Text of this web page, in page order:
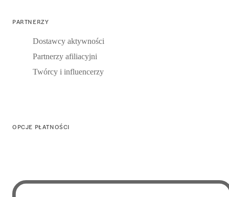
PARTNERZY
Dostawcy aktywności
Partnerzy afiliacyjni
Twórcy i influencerzy
OPCJE PŁATNOŚCI